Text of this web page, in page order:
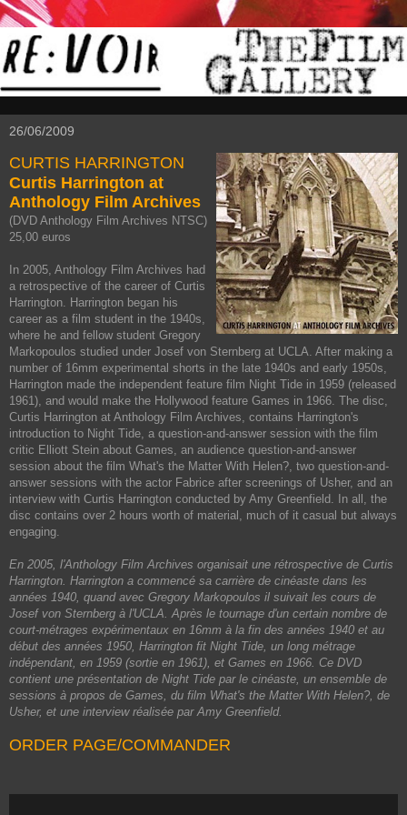
26/06/2009
CURTIS HARRINGTON
Curtis Harrington at
Anthology Film Archives
(DVD Anthology Film Archives NTSC)
25,00 euros
In 2005, Anthology Film Archives had
a retrospective of the career of Curtis
Harrington. Harrington began his
career as a film student in the 1940s,
where he and fellow student Gregory
Markopoulos studied under Josef von Sternberg at UCLA. After making a
number of 16mm experimental shorts in the late 1940s and early 1950s,
Harrington made the independent feature film Night Tide in 1959 (released
1961), and would make the Hollywood feature Games in 1966. The disc,
Curtis Harrington at Anthology Film Archives, contains Harrington's
introduction to Night Tide, a question-and-answer session with the film
critic Elliott Stein about Games, an audience question-and-answer
session about the film What's the Matter With Helen?, two question-and-
answer sessions with the actor Fabrice after screenings of Usher, and an
interview with Curtis Harrington conducted by Amy Greenfield. In all, the
disc contains over 2 hours worth of material, much of it casual but always
engaging.
En 2005, l'Anthology Film Archives organisait une rétrospective de Curtis
Harrington. Harrington a commencé sa carrière de cinéaste dans les
années 1940, quand avec Gregory Markopoulos il suivait les cours de
Josef von Sternberg à l'UCLA. Après le tournage d'un certain nombre de
court-métrages expérimentaux en 16mm à la fin des années 1940 et au
début des années 1950, Harrington fit Night Tide, un long métrage
indépendant, en 1959 (sortie en 1961), et Games en 1966. Ce DVD
contient une présentation de Night Tide par le cinéaste, un ensemble de
sessions à propos de Games, du film What's the Matter With Helen?, de
Usher, et une interview réalisée par Amy Greenfield.
ORDER PAGE/COMMANDER